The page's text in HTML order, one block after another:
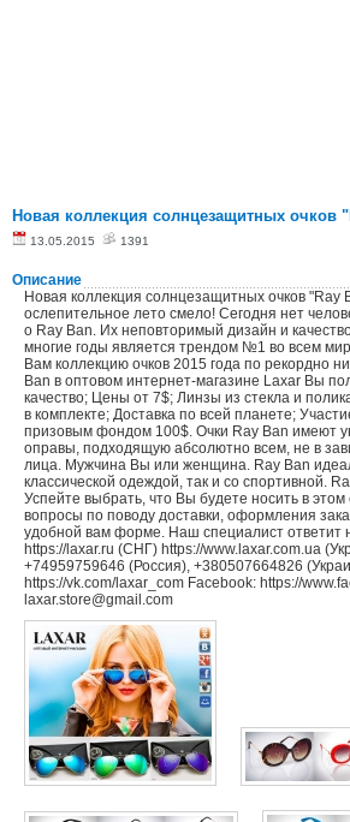
Новая коллекция солнцезащитных очков
13.05.2015 1391
Описание
Новая коллекция солнцезащитных очков "Ray
ослепительное лето смело! Сегодня нет
о Ray Ban. Их неповторимый дизайн и
многие годы является трендом №1 во всем
Вам коллекцию очков 2015 года по рекордно
Ban в оптовом интернет-магазине Laxar Вы
качество; Цены от 7$; Линзы из стекла и
в комплекте; Доставка по всей планете;
призовым фондом 100$. Очки Ray Ban имеют
оправы, подходящую абсолютно всем, не в
лица. Мужчина Вы или женщина. Ray Ban
классической одеждой, так и со спортивной.
Успейте выбрать, что Вы будете носить в
вопросы по поводу доставки, оформления
удобной вам форме. Наш специалист ответит
https://laxar.ru (СНГ) https://www.laxar.com.ua
+74959759646 (Россия), +380507664826
https://vk.com/laxar_com Facebook: https://
laxar.store@gmail.com